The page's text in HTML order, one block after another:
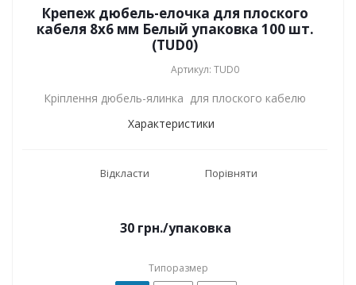
Крепеж дюбель-елочка для плоского
кабеля 8x6 мм Белый упаковка 100 шт.
(TUD0)
Артикул: TUD0
Кріплення дюбель-ялинка для плоского кабелю
Характеристики
Відкласти Порівняти
30грн./упаковка
Типоразмер